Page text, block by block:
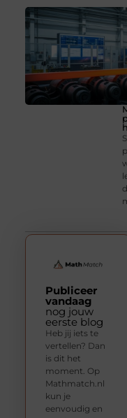
Publiceer
vandaag
nog jouw
eerste blog
Heb jij iets te
vertellen? Dan
is dit het
moment. Op
Mathmatch.nl
kun je
eenvoudig en